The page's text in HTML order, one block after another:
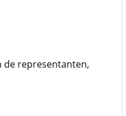
de representanten,